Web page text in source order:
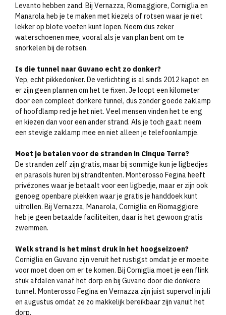
Levanto hebben zand. Bij Vernazza, Riomaggiore, Corniglia en
Manarola heb je te maken met kiezels of rotsen waar je niet
lekker op blote voeten kunt lopen. Neem dus zeker
waterschoenen mee, vooral als je van plan bent om te
snorkelen bij de rotsen.
Is die tunnel naar Guvano echt zo donker?
Yep, echt pikkedonker. De verlichting is al sinds 2012 kapot en
er zijn geen plannen om het te fixen. Je loopt een kilometer
door een compleet donkere tunnel, dus zonder goede zaklamp
of hoofdlamp red je het niet. Veel mensen vinden het te eng
en kiezen dan voor een ander strand. Als je toch gaat: neem
een stevige zaklamp mee en niet alleen je telefoonlampje.
Moet je betalen voor de stranden in Cinque Terre?
De stranden zelf zijn gratis, maar bij sommige kun je ligbedjes
en parasols huren bij strandtenten. Monterosso Fegina heeft
privézones waar je betaalt voor een ligbedje, maar er zijn ook
genoeg openbare plekken waar je gratis je handdoek kunt
uitrollen. Bij Vernazza, Manarola, Corniglia en Riomaggiore
heb je geen betaalde faciliteiten, daar is het gewoon gratis
zwemmen.
Welk strand is het minst druk in het hoogseizoen?
Corniglia en Guvano zijn veruit het rustigst omdat je er moeite
voor moet doen om er te komen. Bij Corniglia moet je een flink
stuk afdalen vanaf het dorp en bij Guvano door die donkere
tunnel. Monterosso Fegina en Vernazza zijn juist supervol in juli
en augustus omdat ze zo makkelijk bereikbaar zijn vanuit het
dorp.